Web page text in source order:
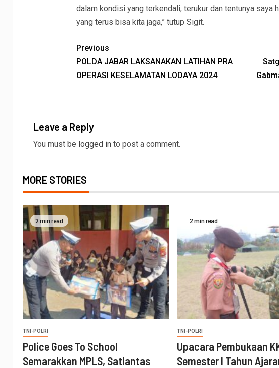
dalam kondisi yang terkendali, terukur dan tentunya saya
yang terus bisa kita jaga,” tutup Sigit.
Previous
POLDA JABAR LAKSANAKAN LATIHAN PRA
OPERASI KESELAMATAN LODAYA 2024
Leave a Reply
You must be logged in to post a comment.
MORE STORIES
2 min read
TNI-POLRI
Police Goes To School
Semarakkan MPLS, Satlantas
2 min read
TNI-POLRI
Upacara Pembukaan
Semester I Tahun